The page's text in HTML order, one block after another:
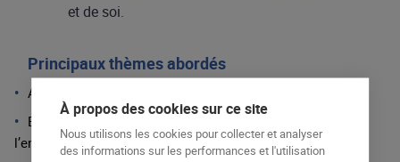
et de soi.
Principaux thèmes abordés
Accueil
Enjeux humains, financiers et règlementaire pour
l’entreprise et l’acteur
À propos des cookies sur ce site
Nous utilisons les cookies pour collecter et analyser
des informations sur les performances et l'utilisation